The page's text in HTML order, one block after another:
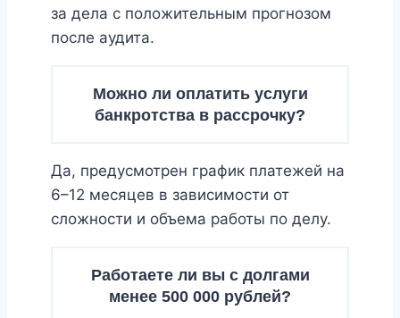
за дела с положительным прогнозом
после аудита.
Можно ли оплатить услуги
банкротства в рассрочку?
Да, предусмотрен график платежей на
6–12 месяцев в зависимости от
сложности и объема работы по делу.
Работаете ли вы с долгами
менее 500 000 рублей?